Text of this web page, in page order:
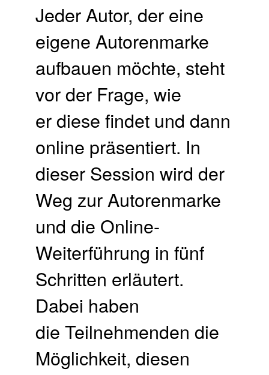
Jeder Autor, der eine
eigene Autorenmarke
aufbauen möchte, steht
vor der Frage, wie
er diese findet und dann
online präsentiert. In
dieser Session wird der
Weg zur Autorenmarke
und die Online-
Weiterführung in fünf
Schritten erläutert.
Dabei haben
die Teilnehmenden die
Möglichkeit, diesen